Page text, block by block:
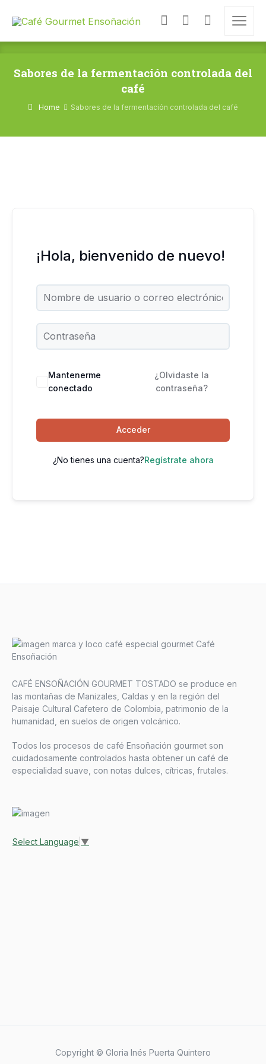
Sabores de la fermentación controlada del
café
Home Sabores de la fermentación controlada del café
¡Hola, bienvenido de nuevo!
Mantenerme
conectado
¿Olvidaste la
contraseña?
Acceder
¿No tienes una cuenta?Regístrate ahora
CAFÉ ENSOÑACIÓN GOURMET TOSTADO se produce en
las montañas de Manizales, Caldas y en la región del
Paisaje Cultural Cafetero de Colombia, patrimonio de la
humanidad, en suelos de origen volcánico.
Todos los procesos de café Ensoñación gourmet son
cuidadosamente controlados hasta obtener un café de
especialidad suave, con notas dulces, cítricas, frutales.
Select Language ▼
Copyright © Gloria Inés Puerta Quintero